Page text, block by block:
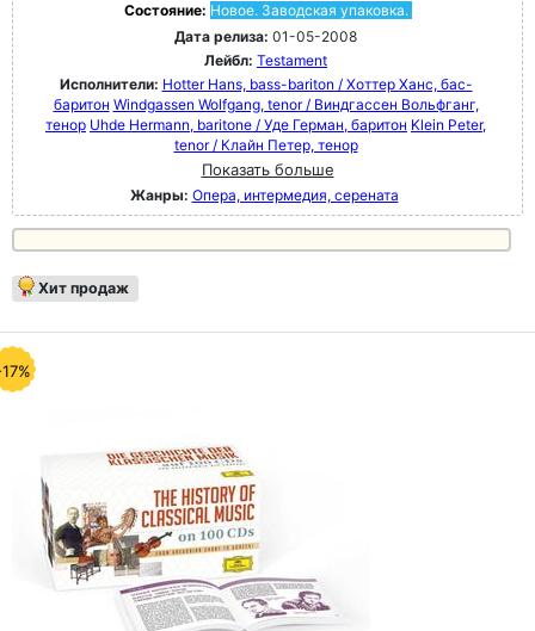
Состояние: Новое. Заводская упаковка.
Дата релиза: 01-05-2008
Лейбл: Testament
Исполнители: Hotter Hans, bass-bariton / Хоттер Ханс, бас-
баритон Windgassen Wolfgang, tenor / Виндгассен Вольфганг,
тенор Uhde Hermann, baritone / Уде Герман, баритон Klein Peter,
tenor / Клайн Петер, тенор
Показать больше
Жанры: Опера, интермедия, серената
Хит продаж